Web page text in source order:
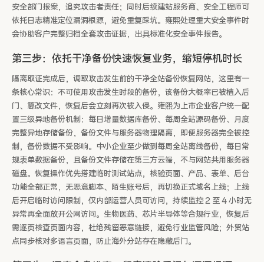
安全部门报案，追究攻击者责任；同时后续建站服务商、安全工程师可
依托日志精准定位漏洞根源，避免重复踩坑。雍熙处理重大安全事件时
会协助客户完整归档全套攻击证据，出具标准化安全事件报告。
第三步：依托干净备份快速恢复业务，缩短停机时长
隔离取证完成后，调取攻击发生前的干净全站备份恢复网站，这里有一
条核心常识：不可使用攻击发生时段的备份，该备份大概率已被植入后
门、篡改文件，恢复后会立刻再次被入侵。雍熙为上市企业客户统一配
置三级异地备份机制：每日增量数据库备份、每周全站源码备份、月度
完整异地存储备份，备份文件与服务器物理隔离，即便服务器完全被控
制，备份数据不受影响。中小企业至少做到每周全站离线备份，每日常
规表单数据备份，且备份文件存储在第三方云端，不与网站共用服务器
磁盘。恢复操作优先搭建临时测试站点，核验页面、产品、表单、后台
功能全部正常，无恶意脚本、陌生账号后，再切换正式域名上线；上线
后开启临时访问限制，仅内部运营人员可访问，持续监控 2 至 4 小时无
异常再全面放开公网访问。生物医药、芯片半导体等合规行业，恢复后
需逐页核查页面内容，杜绝残留恶意链接，避免行业监管风险；外贸站
点同步核对多语言页面，防止海外分站存在隐藏后门。